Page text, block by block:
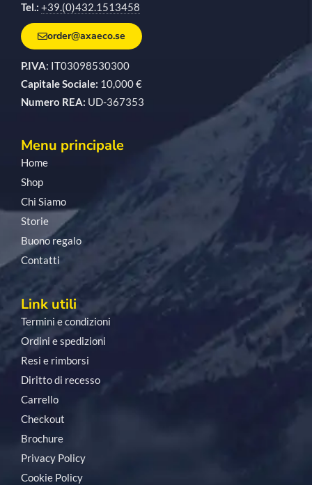
Tel.: +39.(0)432.1513458
order@axaeco.se
P.IVA: IT03098530300
Capitale Sociale: 10,000 €
Numero REA: UD-367353
Menu principale
Home
Shop
Chi Siamo
Storie
Buono regalo
Contatti
Link utili
Termini e condizioni
Ordini e spedizioni
Resi e rimborsi
Diritto di recesso
Carrello
Checkout
Brochure
Privacy Policy
Cookie Policy